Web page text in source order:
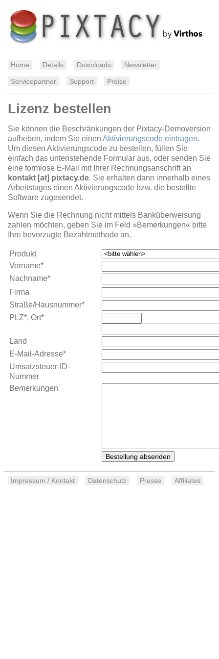
Home Details Downloads Newsletter
Servicepartner Support Preise
Lizenz bestellen
Sie können die Beschränkungen der Pixtacy-Demoversion
aufheben, indem Sie einen Aktivierungscode eintragen.
Um diesen Aktivierungscode zu bestellen, füllen Sie
einfach das untenstehende Formular aus, oder senden Sie
eine formlose E-Mail mit Ihrer Rechnungsanschrift an
kontakt [at] pixtacy.de. Sie erhalten dann innerhalb eines
Arbeitstages einen Aktivierungscode bzw. die bestellte
Software zugesendet.
Wenn Sie die Rechnung nicht mittels Banküberweisung
zahlen möchten, geben Sie im Feld »Bemerkungen« bitte
Ihre bevorzugte Bezahl­methode an.
Produkt
Vorname*
Nachname*
Firma
Straße/Hausnummer*
PLZ*, Ort*
Land
E-Mail-Adresse*
Umsatzsteuer-ID-
Nummer
Bemerkungen
Impressum / Kontakt Datenschutz Presse Affiliates